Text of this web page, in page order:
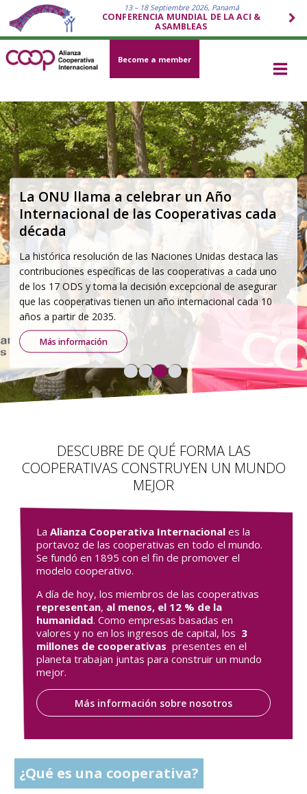
13 – 18 Septiembre 2026, Panamá
CONFERENCIA MUNDIAL DE LA ACI &
ASAMBLEAS
Become a member
Estrategia de la ACI 2026–2030:
Practicar, Promover y Proteger
Basada en la Identidad Cooperativa y elaborada a través de
un proceso participativo global, la estrategia describe cómo
el movimiento cooperativo responderá a los desafíos más
urgentes de la actualidad - económicos, sociales,
ambientales y democráticos.
Leer más
DESCUBRE DE QUÉ FORMA LAS
COOPERATIVAS CONSTRUYEN UN MUNDO
MEJOR
LaAlianza Cooperativa Internacional es la
portavoz de las cooperativas en todo el mundo.
Se fundó en 1895 con el fin de promover el
modelo cooperativo.
A día de hoy, los miembros de las cooperativas
representan, al menos, el 12 % de la
humanidad. Como empresas basadas en
valores y no en los ingresos de capital, los 3
millones de cooperativas presentes en el
planeta trabajan juntas para construir un mundo
mejor.
Más información sobre nosotros
¿Qué es una cooperativa?